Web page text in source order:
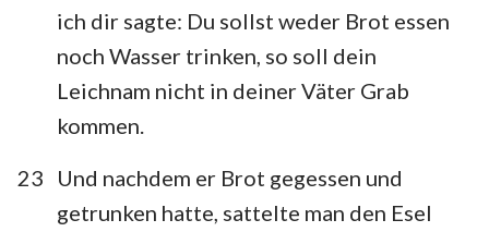
ich dir sagte: Du sollst weder Brot essen
noch Wasser trinken, so soll dein
Leichnam nicht in deiner Väter Grab
kommen.
23
Und nachdem er Brot gegessen und
getrunken hatte, sattelte man den Esel